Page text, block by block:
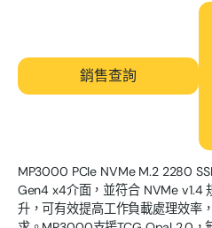
銷售查詢
MP3000 PCIe NVMe M.2 2280
Gen4 x4介面，並符合 NVMe v1.4
升，可有效提高工作負載處理效率